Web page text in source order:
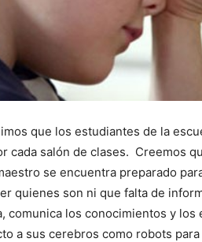
que los estudiantes de la
cada salón de clases. Creemos
se encuentra preparado
quienes son ni que falta de
comunica los conocimientos y
a sus cerebros como robots